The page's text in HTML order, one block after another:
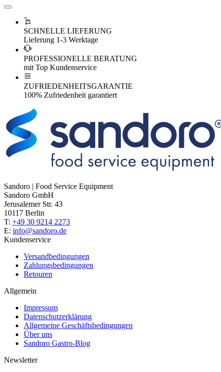
SCHNELLE LIEFERUNG
Lieferung 1-3 Werktage
PROFESSIONELLE BERATUNG
mit Top Kundenservice
ZUFRIEDENHEITSGARANTIE
100% Zufriedenheit garantiert
Sandoro | Food Service Equipment
Sandoro GmbH
Jerusalemer Str. 43
10117 Berlin
T: +49 30 9214 2273
E: info@sandoro.de
Kundenservice
Versandbedingungen
Zahlungsbedingungen
Retouren
Allgemein
Impressum
Datenschutzerklärung
Allgemeine Geschäftsbedingungen
Über uns
Sandoro Gastro-Blog
Newsletter